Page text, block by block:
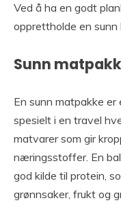
Ved å ha en godt
opprettholde en
Sunn
En sunn matpakke er
spesielt i en travel
matvarer som gir
næringsstoffer. En
god kilde til protein,
grønnsaker, frukt og